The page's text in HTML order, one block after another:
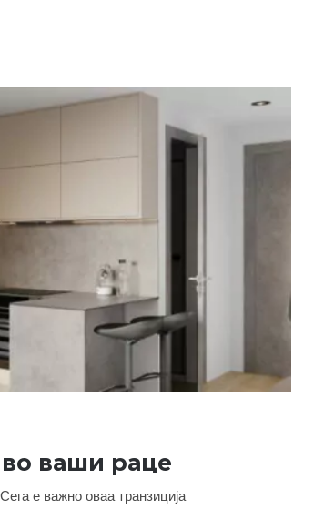
ваши раце
е важно оваа транзиција